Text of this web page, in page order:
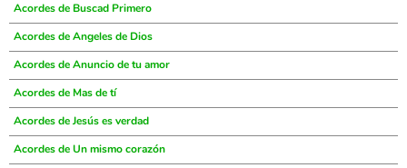
Acordes de Buscad Primero
Acordes de Angeles de Dios
Acordes de Anuncio de tu amor
Acordes de Mas de tí
Acordes de Jesús es verdad
Acordes de Un mismo corazón